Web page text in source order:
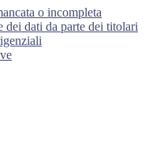
o incompleta
dei dati da parte dei titolari